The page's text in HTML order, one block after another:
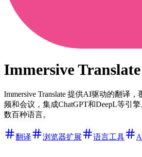
Immersive Translate
Immersive Translate 提供AI驱动的翻译
频和会议，集成ChatGPT和DeepL等引
数百种语言。
翻译 浏览器扩展 语言工具